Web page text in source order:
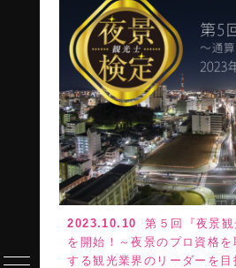
2023.10.10
第５回『夜景
を開始！～夜景のプロ資格
する観光業界のリーダーを目